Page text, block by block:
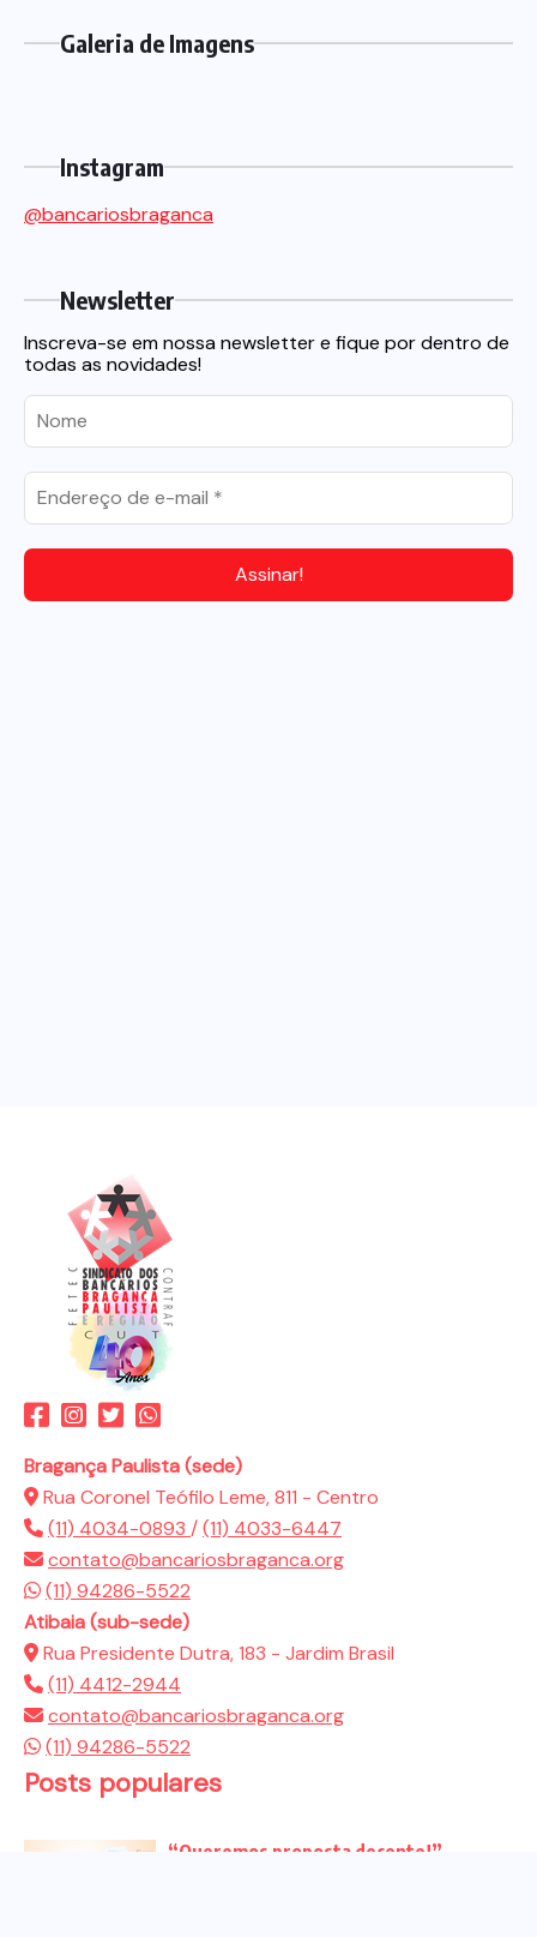
Galeria de Imagens
Instagram
@bancariosbraganca
Newsletter
Inscreva-se em nossa newsletter e fique por dentro de
todas as novidades!
Bragança Paulista (sede)
Rua Coronel Teófilo Leme, 811 - Centro
(11) 4034-0893 /(11) 4033-6447
contato@bancariosbraganca.org
(11) 94286-5522
Atibaia (sub-sede)
Rua Presidente Dutra, 183 - Jardim Brasil
(11) 4412-2944
contato@bancariosbraganca.org
(11) 94286-5522
Posts populares
“Queremos proposta decente!”